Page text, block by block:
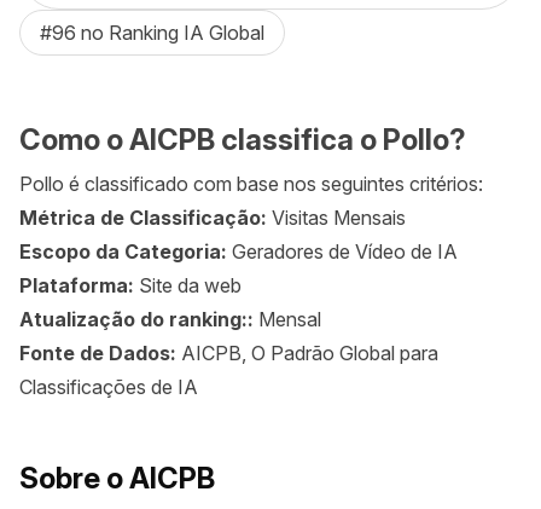
#96 no Ranking IA Global
Como o AICPB classifica o Pollo?
Pollo é classificado com base nos seguintes critérios:
Métrica de Classificação: Visitas Mensais
Escopo da Categoria: Geradores de Vídeo de IA
Plataforma: Site da web
Atualização do ranking:: Mensal
Fonte de Dados: AICPB, O Padrão Global para
Classificações de IA
Sobre o AICPB